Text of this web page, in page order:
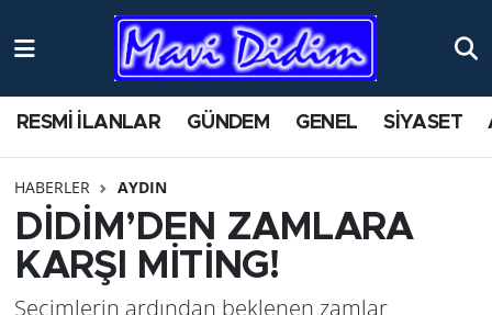
RESMİ İLANLAR GÜNDEM GENEL SİYASET
HABERLER AYDIN
DİDİM’DEN ZAMLARA
KARŞI MİTİNG!
Seçimlerin ardından beklenen zamlar
ANTİK YERLER
AYDIN
BİLİM VE TEKNOLOJİ
ÇEVRE
Nöbetçi Eczaneler
Namaz Vakitleri
Trafik Durumu
Süper Lig Puan Durumu ve Fikstür